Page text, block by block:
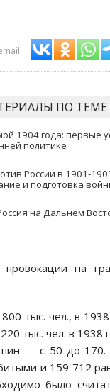
ПО ТЕМЕ
1904 года: первые
политике
России в 1901-
и подготовка
на Дальнем
провокации на
тыс. чел., в
тыс. чел. в 1938
— с 50 до
и 159 712
было